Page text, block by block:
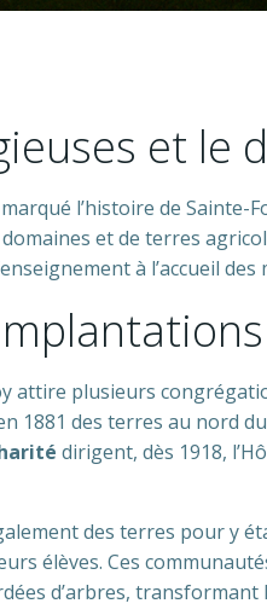
et le
l’histoire de Sainte-
et de terres
à l’accueil des
attire plusieurs
1881 des terres au nord
dirigent, dès 1918,
des terres pour y
élèves. Ces
d’arbres, transformant